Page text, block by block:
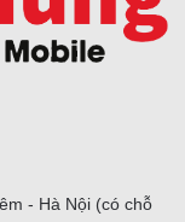
- Hà Nội (có chỗ